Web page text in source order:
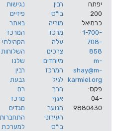
רבין
בי"ס
מוריה
מרכז
עלה
צרכים
מיוחדים
המרכז
לגיל
הרך
אגף
הנוער
נגישות
פיזיים
באתר
המרכז
הקהילתי
השלוחות
שלנו
רבין
גבעת
רם
מרכז
מגדים
התחברות
למערכת
הצהרת
נגישות
מדיניות
פרטיות
ניוזלטר
החודש